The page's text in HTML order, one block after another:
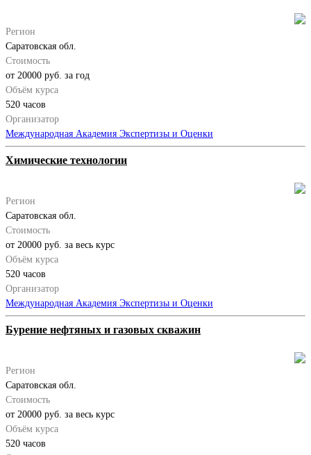
Регион
Саратовская обл.
Стоимость
от 20000 руб. за год
Объём курса
520 часов
Организатор
Международная Академия Экспертизы и Оценки
Химические технологии
Регион
Саратовская обл.
Стоимость
от 20000 руб. за весь курс
Объём курса
520 часов
Организатор
Международная Академия Экспертизы и Оценки
Бурение нефтяных и газовых скважин
Регион
Саратовская обл.
Стоимость
от 20000 руб. за весь курс
Объём курса
520 часов